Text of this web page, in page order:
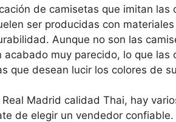
de camisetas que imitan las
ser producidas con
Aunque no son las
muy parecido, lo que las
que desean lucir los colores de
Madrid calidad Thai, hay
de elegir un vendedor